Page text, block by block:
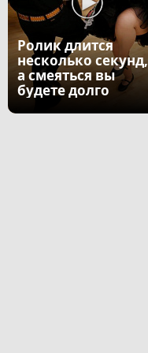
Ролик длится
несколько секунд,
а смеяться вы
будете долго